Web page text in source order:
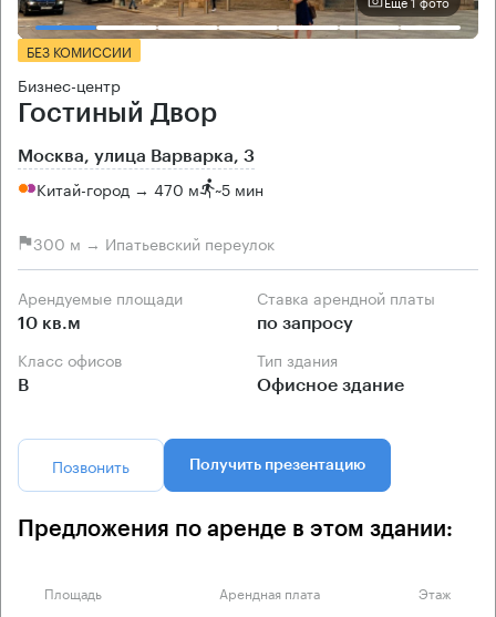
БЕЗ КОМИССИИ
Бизнес-центр
Гостиный Двор
Москва, улица Варварка, 3
Китай-город → 470 м ~5 мин
300 м → Ипатьевский переулок
Арендуемые площади
10 кв.м
Ставка арендной платы
по запросу
Класс офисов
B
Тип здания
Офисное здание
Позвонить Получить презентацию
Предложения по аренде в этом здании:
Площадь Арендная плата Этаж